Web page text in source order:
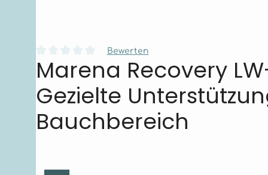
Durchschnittliche Bewertung von 0 von 5 Sternen
Bewerten
Marena Recovery
Gezielte
Bauchbereich